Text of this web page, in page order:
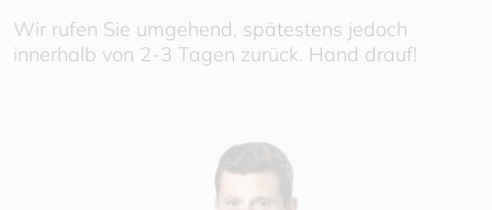
Wir rufen Sie umgehend, spätestens jedoch
innerhalb von 2-3 Tagen zurück. Hand drauf!